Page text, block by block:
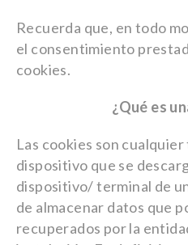
Recuerda que, en todo
el consentimiento
cookies.
¿Qué es
Las cookies son
dispositivo que se
dispositivo/ terminal de
de almacenar datos que
recuperados por la